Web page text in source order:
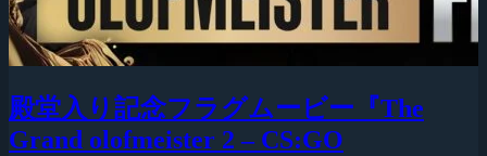
殿堂入り記念フラグムービー『The
Grand olofmeister 2 – CS:GO